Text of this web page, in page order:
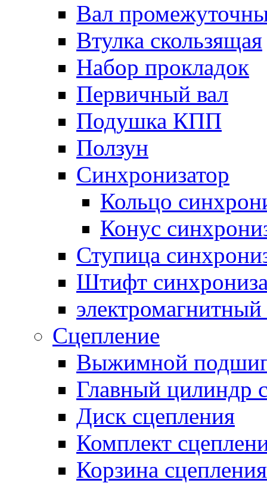
Вал
Втулка скользящая
Набор прокладок
Первичный вал
Подушка КПП
Ползун
Синхронизатор
Кольцо
Конус
Ступица
Штифт
электромагнитный
Сцепление
Выжимной
Главный цилиндр
Диск сцепления
Комплект
Корзина сцепления